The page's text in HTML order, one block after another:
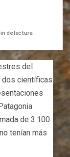
de lectura
del
dos científicas
de 3.100
tenían más